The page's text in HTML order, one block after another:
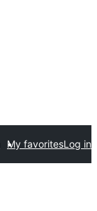
My favoritesLog in